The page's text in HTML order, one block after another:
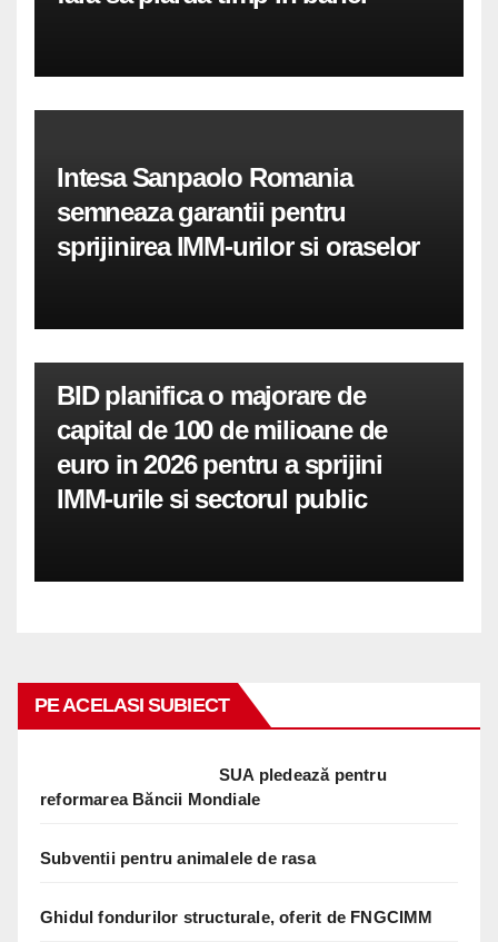
Intesa Sanpaolo Romania
semneaza garantii pentru
sprijinirea IMM-urilor si oraselor
BID planifica o majorare de
capital de 100 de milioane de
euro in 2026 pentru a sprijini
IMM-urile si sectorul public
PE ACELASI SUBIECT
SUA pledează pentru
reformarea Băncii Mondiale
Subventii pentru animalele de rasa
Ghidul fondurilor structurale, oferit de FNGCIMM